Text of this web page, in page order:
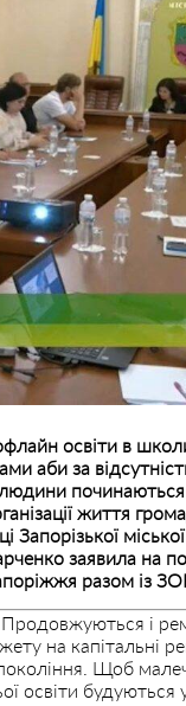
освіти в
аби за
починаються
життя
міської
заявила на
разом із
Продовжуються і
на капітальні
Щоб
освіти будуються